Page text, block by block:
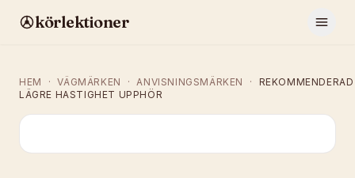
körlektioner
HEM · VÄGMÄRKEN · ANVISNINGSMÄRKEN ·
REKOMMENDERAD
LÄGRE HASTIGHET UPPHÖR